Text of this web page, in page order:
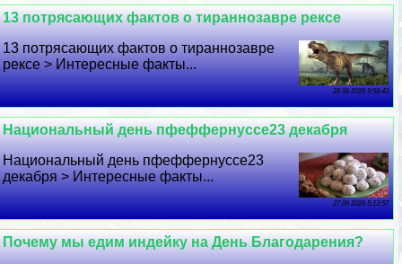
13 потрясающих фактов о тираннозавре рексе
13 потрясающих фактов о тираннозавре
рексе > Интересные факты...
28 06 2026 9:58:43
Национальный день пфеффернуссе23 декабря
Национальный день пфеффернуссе23
декабря > Интересные факты...
27 06 2026 5:13:57
Почему мы едим индейку на День Благодарения?